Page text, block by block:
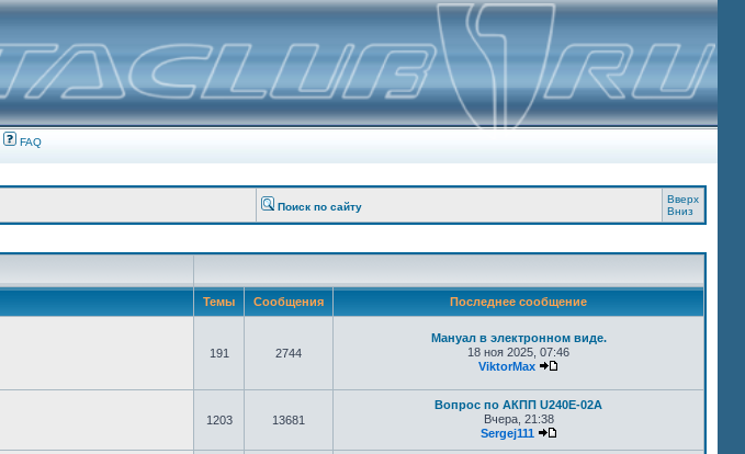
FAQ
Поиск по сайту
Вверх
Вниз
Темы Сообщения Последнее сообщение
191 2744
Мануал в электронном виде.
18 ноя 2025, 07:46
ViktorMax
1203 13681
Вопрос по АКПП U240E-02A
Вчера, 21:38
Sergej111